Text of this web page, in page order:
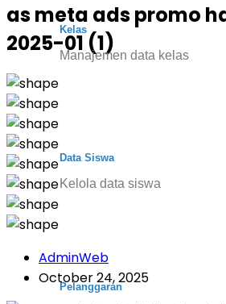
Kelas
Manajemen data kelas
Data Siswa
Kelola data siswa
Pelanggaran
as meta ads promo
2025-01 (1)
AdminWeb
October 24, 2025